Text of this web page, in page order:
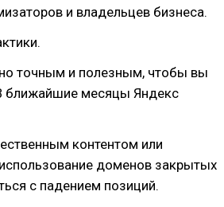
и владельцев бизнеса.
точным и полезным, чтобы вы
ближайшие месяцы Яндекс
контентом или
доменов закрытых
с падением позиций.